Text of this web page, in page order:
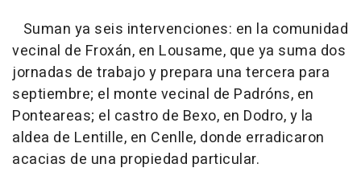
Suman ya seis intervenciones: en la comunidad
vecinal de Froxán, en Lousame, que ya suma dos
jornadas de trabajo y prepara una tercera para
septiembre; el monte vecinal de Padróns, en
Ponteareas; el castro de Bexo, en Dodro, y la
aldea de Lentille, en Cenlle, donde erradicaron
acacias de una propiedad particular.